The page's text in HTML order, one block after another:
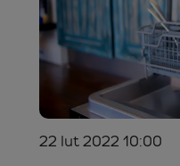
22 lut 2022 10:00